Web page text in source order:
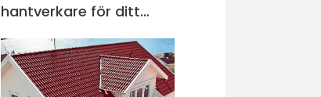
hantverkare för ditt
projekt